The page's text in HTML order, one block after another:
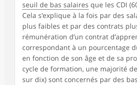
seuil de bas salaires que les CDI
Cela s’explique à la fois par des
plus faibles et par des contrats
rémunération d’un contrat
correspondant à un pourcentage
en fonction de son âge et de sa
cycle de formation, une majorité
sur dix) sont concernés par des